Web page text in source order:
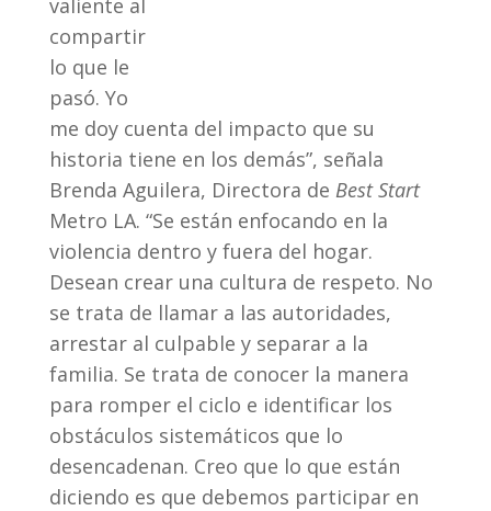
valiente al
compartir
lo que le
pasó. Yo
me doy cuenta del impacto que su
historia tiene en los demás”, señala
Brenda Aguilera, Directora de Best Start
Metro LA. “Se están enfocando en la
violencia dentro y fuera del hogar.
Desean crear una cultura de respeto. No
se trata de llamar a las autoridades,
arrestar al culpable y separar a la
familia. Se trata de conocer la manera
para romper el ciclo e identificar los
obstáculos sistemáticos que lo
desencadenan. Creo que lo que están
diciendo es que debemos participar en